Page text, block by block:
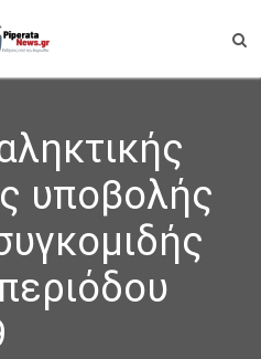
υποβολής